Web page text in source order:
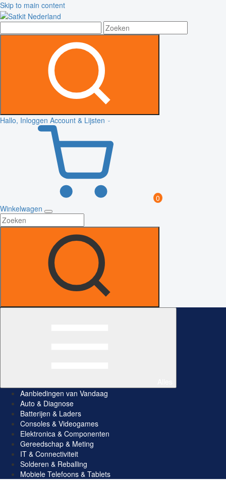
Skip to main content
Hallo, Inloggen Account & Lijsten
0
Winkelwagen
Aanbiedingen van Vandaag
Auto & Diagnose
Batterijen & Laders
Consoles & Videogames
Elektronica & Componenten
Gereedschap & Meting
IT & Connectiviteit
Solderen & Reballing
Mobiele Telefoons & Tablets